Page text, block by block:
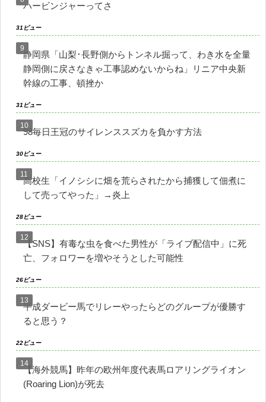
ハービンジャーってさ
31ビュー
静岡県「山梨･長野側からトンネル掘って、わき水を全量
静岡側に戻さなきゃ工事認めないからね」リニア中央新
幹線の工事、頓挫か
31ビュー
98毎日王冠のサイレンススズカを負かす方法
30ビュー
高校生「イノシシに畑を荒らされたから捕獲して佃煮に
して売ってやった」→炎上
28ビュー
【SNS】有毒な虫を食べた男性が「ライブ配信中」に死
亡、フォロワーを増やそうとした可能性
26ビュー
平成ダービー馬でリレーやったらどのグループが優勝す
ると思う？
22ビュー
【海外競馬】昨年の欧州年度代表馬ロアリングライオン
(Roaring Lion)が死去